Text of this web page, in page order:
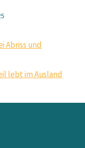
Abriss und
lebt im Ausland